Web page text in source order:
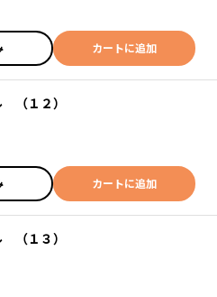
カートに追加
（１２）
カートに追加
（１３）